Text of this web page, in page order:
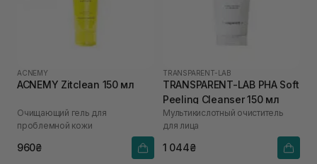
ACNEMY
ACNEMY Zitclean 150 мл
Очищающий гель для
проблемной кожи
960₴
TRANSPARENT-LAB
TRANSPARENT-LAB PHA Soft
Peeling Cleanser 150 мл
Мультикислотный очиститель
для лица
1 044₴